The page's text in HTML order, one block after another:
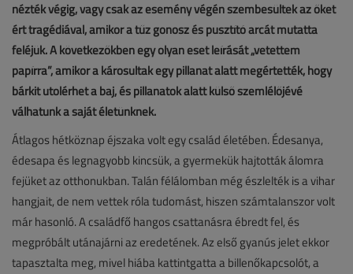
nézték végig, vagy csak az esemény végén szembesültek az őket
ért tragédiával, amikor a tűz gonosz és pusztító arcát mutatta
feléjük. A következőkben egy olyan eset leírását „vetettem
papírra”, amikor a károsultak egy pillanat alatt megértették, hogy
bárkit utolérhet a baj, és pillanatok alatt külső szemlélőjévé
válhatunk a saját életünknek.
Átlagos hétköznap éjszaka volt egy család életében. Édesanya,
édesapa és legnagyobb kincsük, a gyermekük hajtották álomra
fejüket az otthonukban. Talán félálomban még észlelték is a vihar
hangjait, de nem vettek róla tudomást, hiszen számtalanszor volt
már hasonló. A családfő hangos csattanásra ébredt fel, és
megpróbált utánajárni az eredetének. Az első gyanús jelet ekkor
tapasztalta meg, mivel hiába kattintgatta a billenőkapcsolót, a